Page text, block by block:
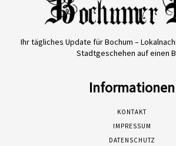
Ihr tägliches Update für Bochum –
Stadtgeschehen auf einen
Informationen
KONTAKT
IMPRESSUM
DATENSCHUTZ